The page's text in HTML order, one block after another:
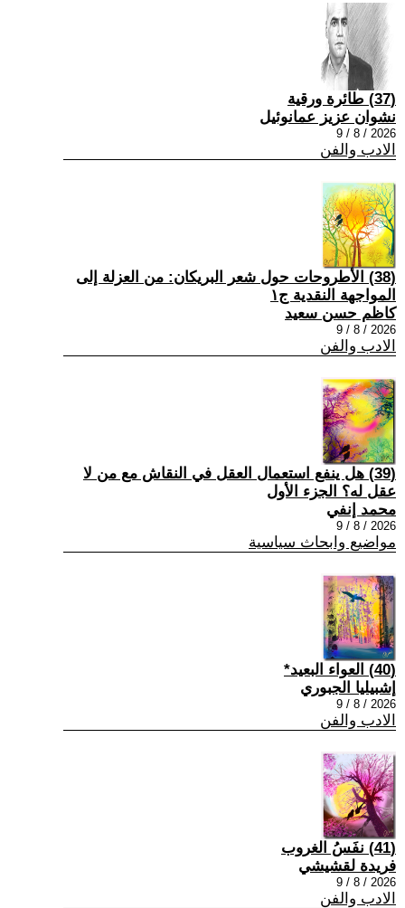
(37) طائرة ورقية
نشوان عزيز عمانوئيل
2026 / 8 / 9
الادب والفن
(38) الأطروحات حول شعر البريكان: من العزلة إلى
المواجهة النقدية ج١
كاظم حسن سعيد
2026 / 8 / 9
الادب والفن
(39) هل ينفع استعمال العقل في النقاش مع من لا
عقل له؟ الجزء الأول
محمد إنفي
2026 / 8 / 9
مواضيع وابحاث سياسية
(40) العواء البعيد*
إشبيليا الجبوري
2026 / 8 / 9
الادب والفن
(41) نفَسُ الغروب
فريدة لقشيشي
2026 / 8 / 9
الادب والفن